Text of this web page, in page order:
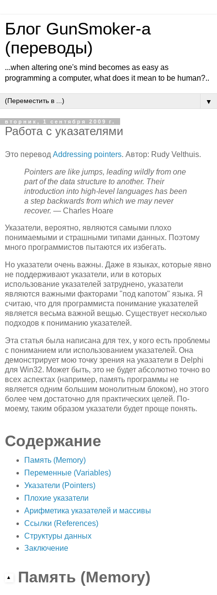
Блог GunSmoker-а
(переводы)
...when altering one's mind becomes as easy as
programming a computer, what does it mean to be human?..
▼
вторник, 1 сентября 2009 г.
Работа с указателями
Это перевод Addressing pointers. Автор: Rudy Velthuis.
Pointers are like jumps, leading wildly from one
part of the data structure to another. Their
introduction into high-level languages has been
a step backwards from which we may never
recover. — Charles Hoare
Указатели, вероятно, являются самыми плохо
понимаемыми и страшными типами данных. Поэтому
много программистов пытаются их избегать.
Но указатели очень важны. Даже в языках, которые явно
не поддерживают указатели, или в которых
использование указателей затруднено, указатели
являются важными факторами "под капотом" языка. Я
считаю, что для программиста понимание указателей
является весьма важной вещью. Существует несколько
подходов к пониманию указателей.
Эта статья была написана для тех, у кого есть проблемы
с пониманием или использованием указателей. Она
демонстрирует мою точку зрения на указатели в Delphi
для Win32. Может быть, это не будет абсолютно точно во
всех аспектах (например, память программы не
является одним большим монолитным блоком), но этого
более чем достаточно для практических целей. По-
моему, таким образом указатели будет проще понять.
Содержание
Память (Memory)
Переменные (Variables)
Указатели (Pointers)
Плохие указатели
Арифметика указателей и массивы
Ссылки (References)
Структуры данных
Заключение
Память (Memory)